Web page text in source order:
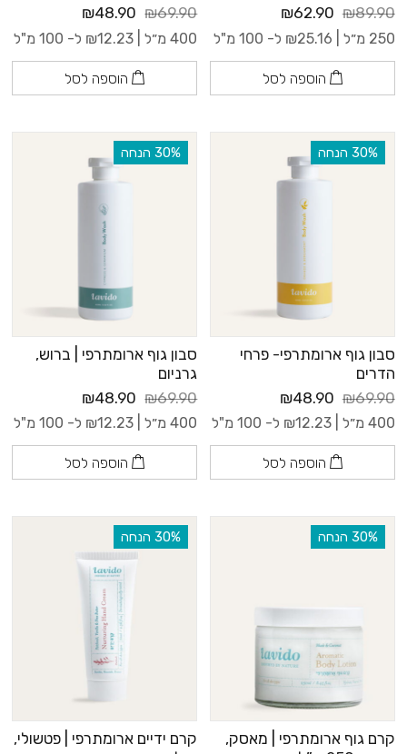
₪89.90
₪62.90
250 מ״ל | ₪25.16 ל- 100 מ"ל
הוספה לסל
₪69.90
₪48.90
400 מ״ל | ₪12.23 ל- 100 מ"ל
הוספה לסל
‫30% הנחה
סבון גוף ארומתרפי- פרחי
הדרים
₪69.90
₪48.90
400 מ״ל | ₪12.23 ל- 100 מ"ל
הוספה לסל
‫30% הנחה
סבון גוף ארומתרפי | ברוש,
גרניום
₪69.90
₪48.90
400 מ״ל | ₪12.23 ל- 100 מ"ל
הוספה לסל
‫30% הנחה
קרם גוף ארומתרפי | מאסק,
‫30% הנחה
קרם ידיים ארומתרפי | פטשולי,